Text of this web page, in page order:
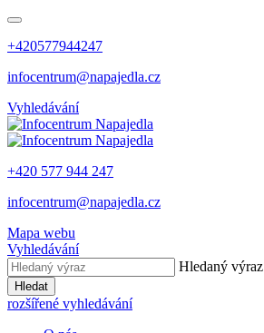
+420577944247
infocentrum@napajedla.cz
Vyhledávání
+420 577 944 247
infocentrum@napajedla.cz
Mapa webu
Vyhledávání
Hledaný výraz
Hledat
rozšířené vyhledávání